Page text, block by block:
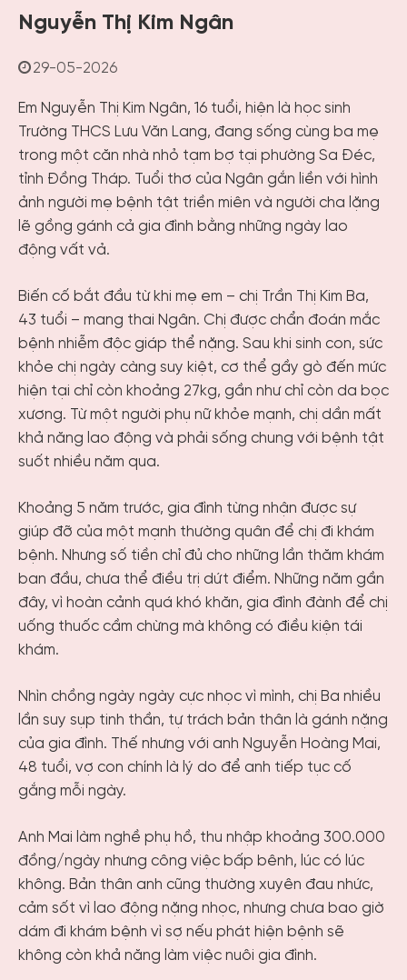
Nguyễn Thị Kim Ngân
29-05-2026
Em Nguyễn Thị Kim Ngân, 16 tuổi, hiện là học sinh
Trường THCS Lưu Văn Lang, đang sống cùng ba mẹ
trong một căn nhà nhỏ tạm bợ tại phường Sa Đéc,
tỉnh Đồng Tháp. Tuổi thơ của Ngân gắn liền với hình
ảnh người mẹ bệnh tật triền miên và người cha lặng
lẽ gồng gánh cả gia đình bằng những ngày lao
động vất vả.
Biến cố bắt đầu từ khi mẹ em – chị Trần Thị Kim Ba,
43 tuổi – mang thai Ngân. Chị được chẩn đoán mắc
bệnh nhiễm độc giáp thể nặng. Sau khi sinh con, sức
khỏe chị ngày càng suy kiệt, cơ thể gầy gò đến mức
hiện tại chỉ còn khoảng 27kg, gần như chỉ còn da bọc
xương. Từ một người phụ nữ khỏe mạnh, chị dần mất
khả năng lao động và phải sống chung với bệnh tật
suốt nhiều năm qua.
Khoảng 5 năm trước, gia đình từng nhận được sự
giúp đỡ của một mạnh thường quân để chị đi khám
bệnh. Nhưng số tiền chỉ đủ cho những lần thăm khám
ban đầu, chưa thể điều trị dứt điểm. Những năm gần
đây, vì hoàn cảnh quá khó khăn, gia đình đành để chị
uống thuốc cầm chừng mà không có điều kiện tái
khám.
Nhìn chồng ngày ngày cực nhọc vì mình, chị Ba nhiều
lần suy sụp tinh thần, tự trách bản thân là gánh nặng
của gia đình. Thế nhưng với anh Nguyễn Hoàng Mai,
48 tuổi, vợ con chính là lý do để anh tiếp tục cố
gắng mỗi ngày.
Anh Mai làm nghề phụ hồ, thu nhập khoảng 300.000
đồng/ngày nhưng công việc bấp bênh, lúc có lúc
không. Bản thân anh cũng thường xuyên đau nhức,
cảm sốt vì lao động nặng nhọc, nhưng chưa bao giờ
dám đi khám bệnh vì sợ nếu phát hiện bệnh sẽ
không còn khả năng làm việc nuôi gia đình.